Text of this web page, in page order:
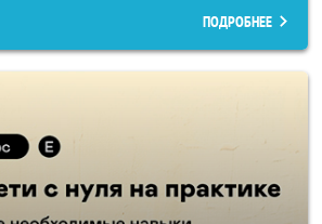
ПОДРОБНЕЕ